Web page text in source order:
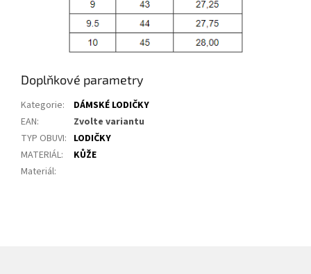
Doplňkové parametry
Kategorie:
DÁMSKÉ LODIČKY
EAN:
Zvolte variantu
TYP OBUVI: LODIČKY
MATERIÁL:
KŮŽE
Materiál: